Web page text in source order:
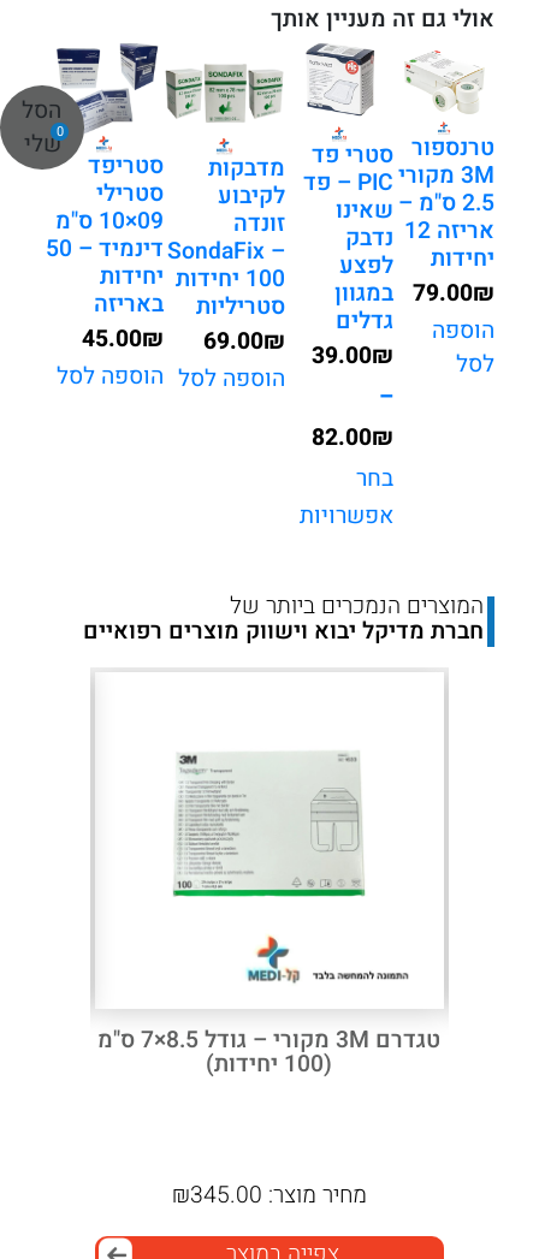
0
הסל
שלי
ס"מ
|
50
יחידות
באריזה
אולי גם זה מעניין אותך
טרנספור
3M מקורי
2.5 ס"מ –
אריזה 12
יחידות
₪
79.00
הוספה
לסל
סטרי פד
PIC – פד
שאינו
נדבק
לפצע
במגוון
גדלים
₪
39.00
–
₪
82.00
טווח
מחירים:
עד
⁦₪82.00⁩
בחר
אפשרויות
מדבקות
לקיבוע
זונדה
SondaFix –
100 יחידות
סטריליות
₪
69.00
הוספה לסל
סטריפד
סטרילי
09×10 ס"מ
דינמיד – 50
יחידות
באריזה
₪
45.00
הוספה לסל
המוצרים הנמכרים ביותר של
חברת מדיקל יבוא וישווק מוצרים רפואיים
טגדרם 3M מקורי – גודל 8.5×7 ס"מ
(100 יחידות)
מחיר מוצר: ₪345.00